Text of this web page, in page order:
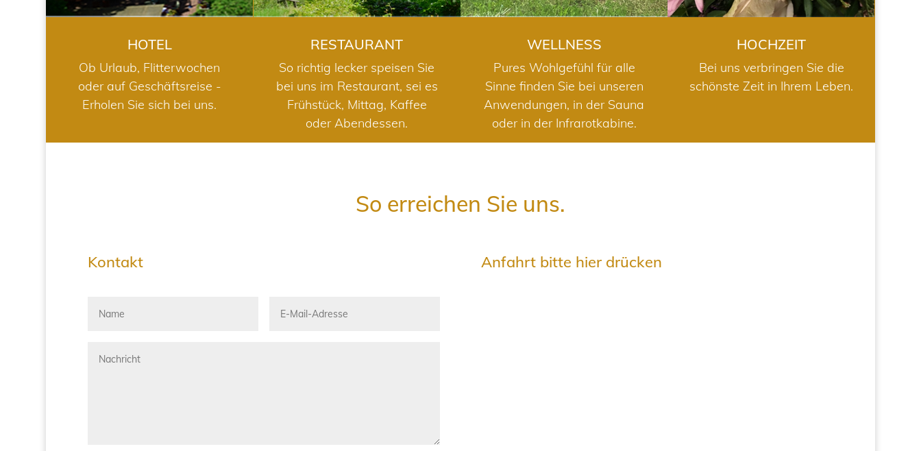
HOTEL
Ob Urlaub, Flitterwochen
oder auf Geschäftsreise -
Erholen Sie sich bei uns.
RESTAURANT
So richtig lecker speisen Sie
bei uns im Restaurant, sei es
Frühstück, Mittag, Kaffee
oder Abendessen.
WELLNESS
Pures Wohlgefühl für alle
Sinne finden Sie bei unseren
Anwendungen, in der Sauna
oder in der Infrarotkabine.
HOCHZEIT
Bei uns verbringen Sie die
schönste Zeit in Ihrem Leben.
So erreichen Sie uns.
Kontakt Anfahrt bitte hier drücken